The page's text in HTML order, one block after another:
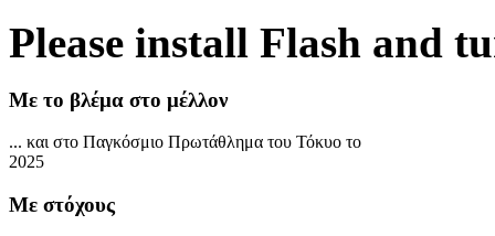
Please install Flash and
Με το βλέμα στο μέλλον
... και στο Παγκόσμιο Πρωτάθλημα του Τόκυο το
2025
Με στόχους